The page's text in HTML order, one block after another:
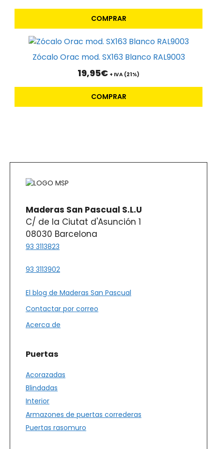
COMPRAR
Zócalo Orac mod. SX163 Blanco RAL9003
19,95€ + IVA (21%)
COMPRAR
Maderas San Pascual S.L.U
C/ de la Ciutat d'Asunción 1
08030 Barcelona
93 3113823
93 3113902
El blog de Maderas San Pascual
Contactar por correo
Acerca de
Puertas
Acorazadas
Blindadas
Interior
Armazones de puertas correderas
Puertas rasomuro